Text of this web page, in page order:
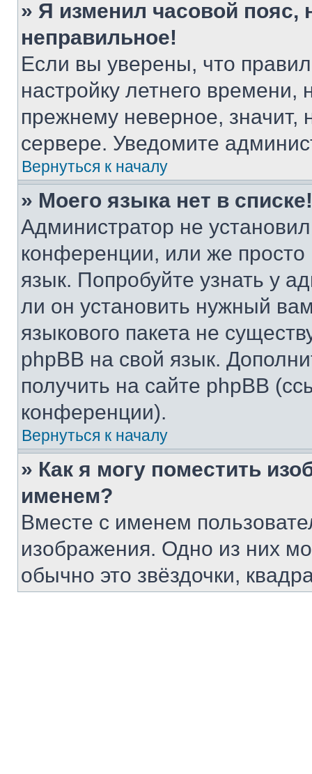
» Я изменил часовой пояс,
неправильное!
Если вы уверены, что
настройку летнего
прежнему неверное, значит,
сервере. Уведомите
Вернуться к началу
» Моего языка нет в списке!
Администратор не
конференции, или же
язык. Попробуйте узнать у
ли он установить нужный
языкового пакета не
phpBB на свой язык.
получить на сайте phpBB
конференции).
Вернуться к началу
» Как я могу поместить
именем?
Вместе с именем
изображения. Одно из них
обычно это звёздочки,